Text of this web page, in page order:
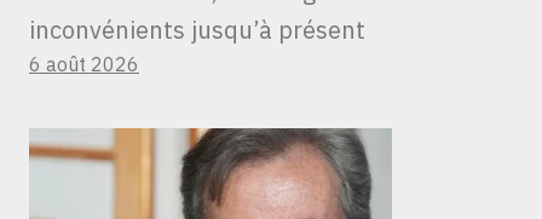
inconvénients jusqu’à présent
6 août 2026